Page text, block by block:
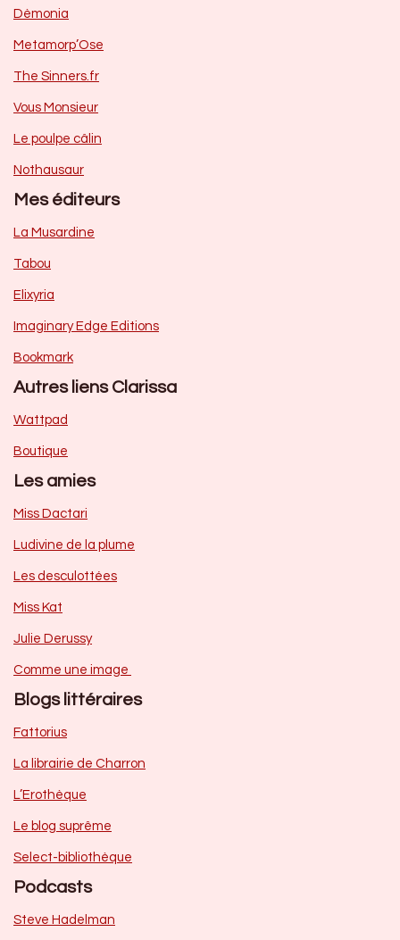
Dèmonia
Metamorp’Ose
The Sinners.fr
Vous Monsieur
Le poulpe câlin
Nothausaur
Mes éditeurs
La Musardine
Tabou
Elixyria
Imaginary Edge Editions
Bookmark
Autres liens Clarissa
Wattpad
Boutique
Les amies
Miss Dactari
Ludivine de la plume
Les desculottées
Miss Kat
Julie Derussy
Comme une image
Blogs littéraires
Fattorius
La librairie de Charron
L’Erothèque
Le blog suprême
Select-bibliothèque
Podcasts
Steve Hadelman